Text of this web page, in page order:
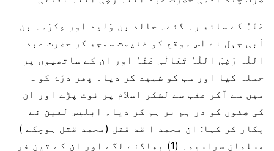
عَنْہُ کے ساتھ رہ گئے۔ خالد بن وَلید اور عِکرَمہ بن
اَبی جہل نے اس موقع کو غنیمت سمجھ کر حضرت عبد
اللّٰہ رَضِیَ اللّٰہُ تَعَالٰی عَنْہُ اور ان کے ساتھیوں پر
حملہ کیا اور سب کو شہید کر دیا۔ پھر درّۂ کو ہ
میں سے آکر عقب سے لشکر اسلام پر ٹوٹ پڑے اور ان
کی صفوں کو در ہم بر ہم کر دیا۔ ابلیس لعین نے
پکار کر کہا: ان محمد ا قد قتل (محمد قتل ہوچکے )
مسلمان سراسیمہ (1) بھاگنے لگے اور ان کے تین فر